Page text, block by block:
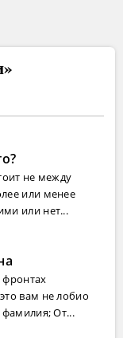
не между
или менее
или нет...
вам не лобио
фамилия; От...